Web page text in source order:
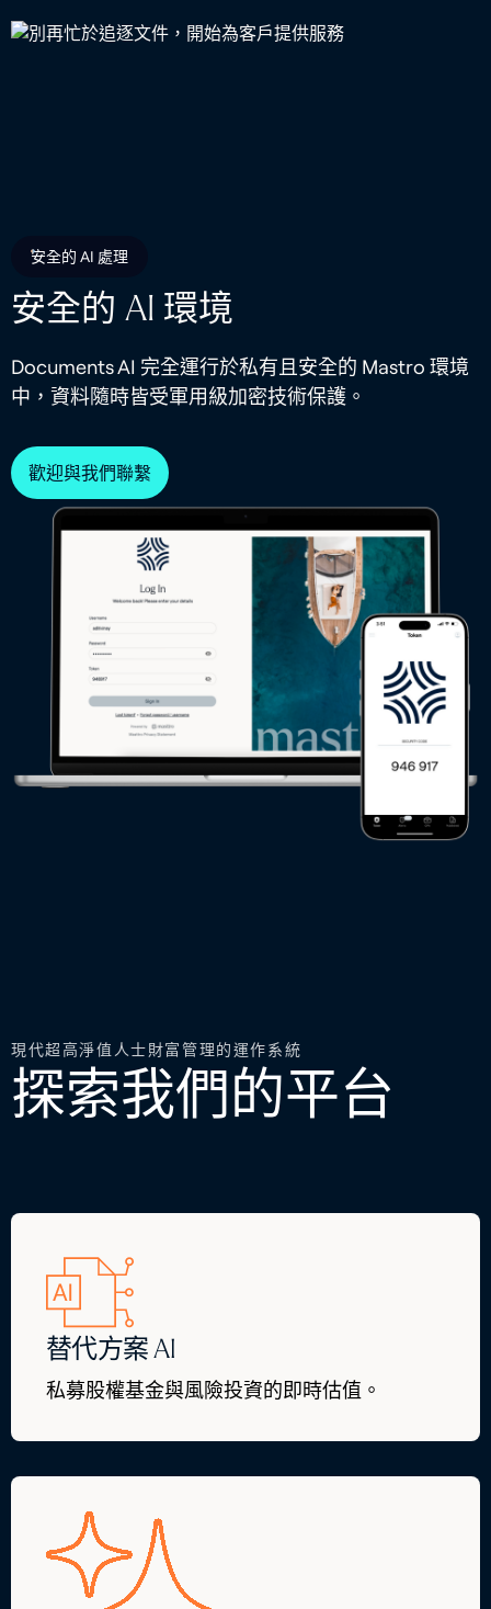
安全的 AI 處理
安全的 AI 環境
Documents AI 完全運行於私有且安全的 Mastro 環境
中，資料隨時皆受軍用級加密技術保護。
歡迎與我們聯繫
現代超高淨值人士財富管理的運作系統
探索我們的平台
替代方案 AI
私募股權基金與風險投資的即時估值。